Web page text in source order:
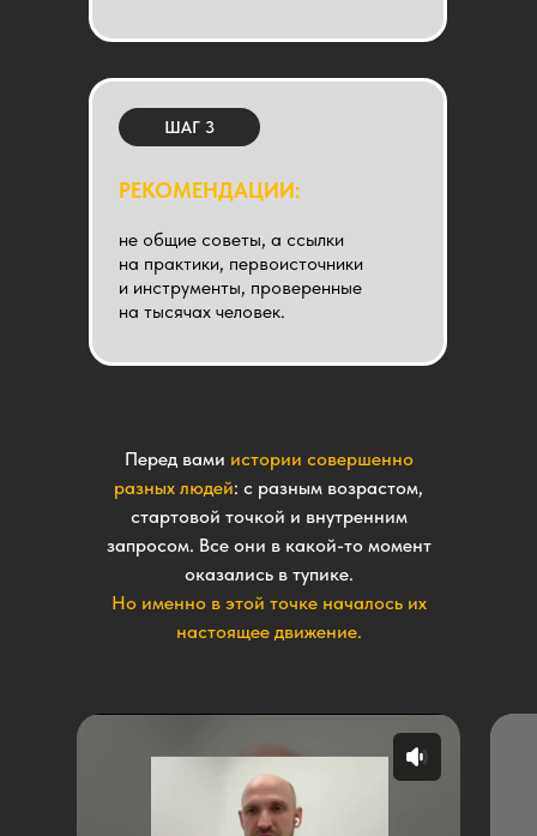
РЕКОМЕНДАЦИИ:
не общие советы, а ссылки
на практики, первоисточники
и инструменты, проверенные
на тысячах человек.
ШАГ 3
Перед вами истории совершенно
разных людей: с разным возрастом,
стартовой точкой и внутренним
запросом. Все они в какой-то момент
оказались в тупике.
Но именно в этой точке началось их
настоящее движение.